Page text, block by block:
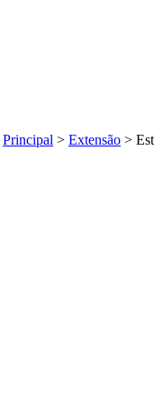
Principal > Extensão >